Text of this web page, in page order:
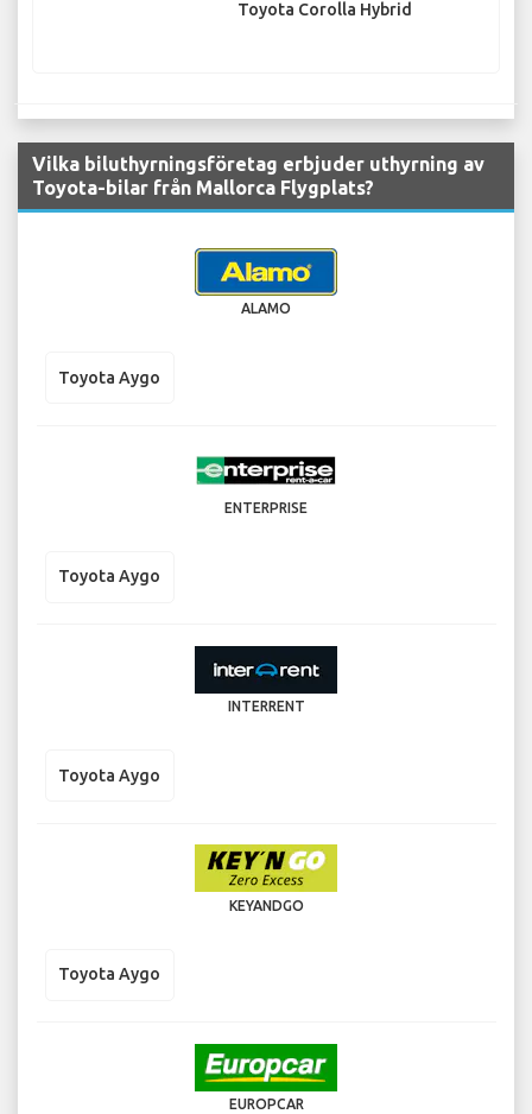
Toyota Corolla Hybrid
Vilka biluthyrningsföretag erbjuder uthyrning av
Toyota-bilar från Mallorca Flygplats?
ALAMO
Toyota Aygo
ENTERPRISE
Toyota Aygo
INTERRENT
Toyota Aygo
KEYANDGO
Toyota Aygo
EUROPCAR